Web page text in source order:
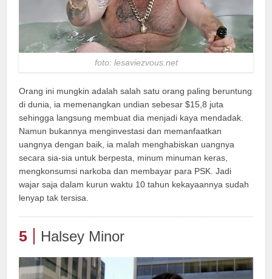
foto: lesaviezvous.net
Orang ini mungkin adalah salah satu orang paling beruntung
di dunia, ia memenangkan undian sebesar $15,8 juta
sehingga langsung membuat dia menjadi kaya mendadak.
Namun bukannya menginvestasi dan memanfaatkan
uangnya dengan baik, ia malah menghabiskan uangnya
secara sia-sia untuk berpesta, minum minuman keras,
mengkonsumsi narkoba dan membayar para PSK. Jadi
wajar saja dalam kurun waktu 10 tahun kekayaannya sudah
lenyap tak tersisa.
5 Halsey Minor